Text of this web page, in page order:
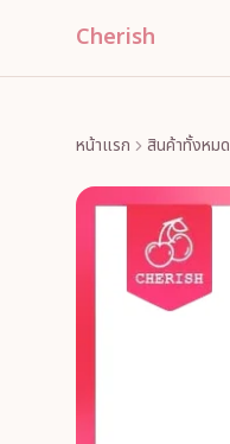
Cherish
หน้าแรก สินค้าทั้งหมด